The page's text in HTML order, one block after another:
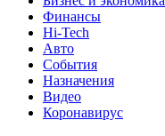
Финансы
Hi-Tech
Авто
События
Назначения
Видео
Коронавирус